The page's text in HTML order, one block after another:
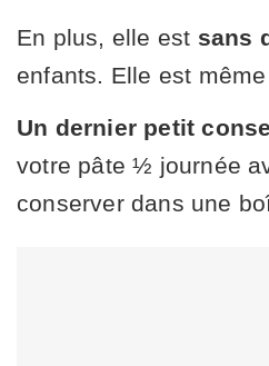
En plus, elle est sans
enfants. Elle est
Un dernier petit
votre pâte ½ journée
conserver dans une